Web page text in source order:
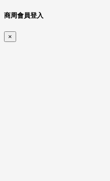
商周會員登入
×